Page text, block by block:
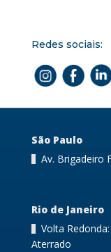
Redes sociais:
São Paulo
Av. Brigadeiro
Rio de Janeiro
Volta
Aterrado